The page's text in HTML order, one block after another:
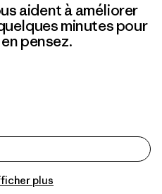
aident à améliorer
minutes pour
pensez.
plus